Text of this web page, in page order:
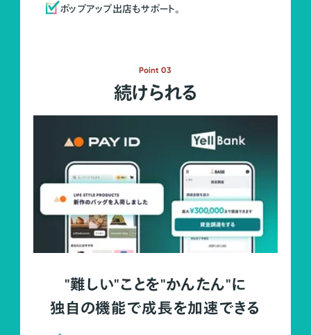
ポップアップ出店もサポート。
Point 03
続けられる
"難しい"ことを"かんたん"に
独自の機能で成長を加速できる